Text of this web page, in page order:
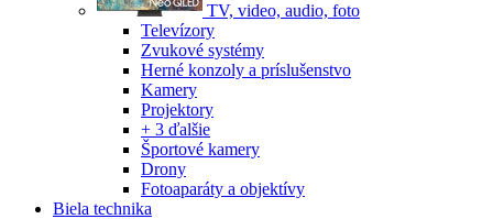
TV, video, audio, foto
Televízory
Zvukové systémy
Herné konzoly a príslušenstvo
Kamery
Projektory
+ 3 ďalšie
Športové kamery
Drony
Fotoaparáty a objektívy
Biela technika